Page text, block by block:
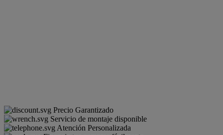
Precio Garantizado
Servicio de montaje disponible
Atención Personalizada